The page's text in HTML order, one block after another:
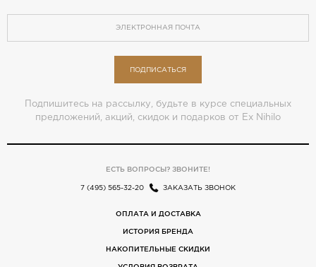
ПОДПИСАТЬСЯ
Подпишитесь на рассылку, будьте в курсе специальных
предложений, акций, скидок и подарков от Ex Nihilo
ЕСТЬ ВОПРОСЫ? ЗВОНИТЕ!
7 (495) 565-32-20 ЗАКАЗАТЬ ЗВОНОК
ОПЛАТА И ДОСТАВКА
ИСТОРИЯ БРЕНДА
НАКОПИТЕЛЬНЫЕ СКИДКИ